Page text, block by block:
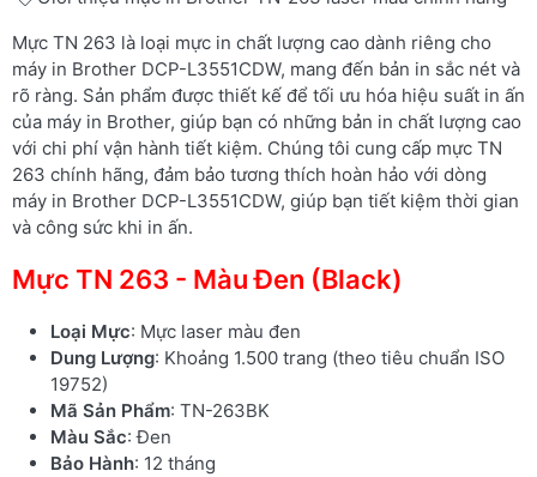
Mực TN 263 là loại mực in chất lượng cao dành riêng cho
máy in Brother DCP-L3551CDW, mang đến bản in sắc nét và
rõ ràng. Sản phẩm được thiết kế để tối ưu hóa hiệu suất in ấn
của máy in Brother, giúp bạn có những bản in chất lượng cao
với chi phí vận hành tiết kiệm. Chúng tôi cung cấp mực TN
263 chính hãng, đảm bảo tương thích hoàn hảo với dòng
máy in Brother DCP-L3551CDW, giúp bạn tiết kiệm thời gian
và công sức khi in ấn.
Mực TN 263 - Màu Đen (Black)
Loại Mực: Mực laser màu đen
Dung Lượng: Khoảng 1.500 trang (theo tiêu chuẩn ISO
19752)
Mã Sản Phẩm: TN-263BK
Màu Sắc: Đen
Bảo Hành: 12 tháng